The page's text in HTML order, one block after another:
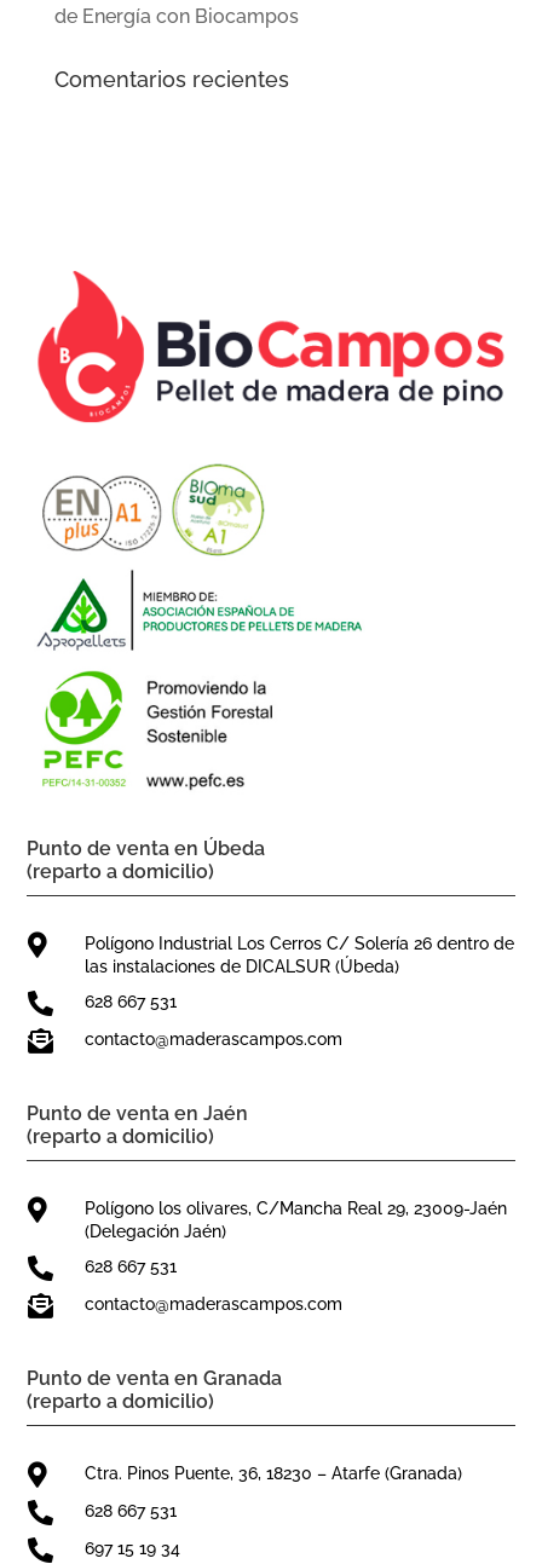
de Energía con Biocampos
Comentarios recientes
Punto de venta en Úbeda
(reparto a domicilio)

Polígono Industrial Los Cerros C/ Solería 26 dentro de
las instalaciones de DICALSUR (Úbeda)
 628 667 531
 contacto@maderascampos.com
Punto de venta en Jaén
(reparto a domicilio)

Polígono los olivares, C/Mancha Real 29, 23009-Jaén
(Delegación Jaén)
 628 667 531
 contacto@maderascampos.com
Punto de venta en Granada
(reparto a domicilio)
 Ctra. Pinos Puente, 36, 18230 – Atarfe (Granada)
 628 667 531
 697 15 19 34